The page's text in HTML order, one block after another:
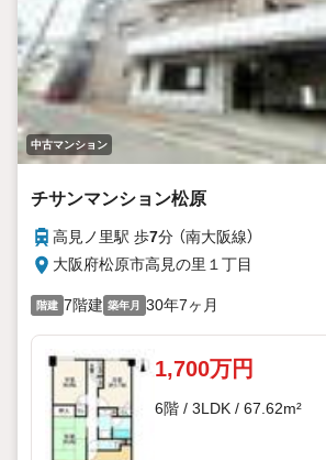
中古マンション
チサンマンション松原
高見ノ里駅 歩7分 （南大阪線）
大阪府松原市高見の里１丁目
階建 7階建 築年月 30年7ヶ月
1,700万円
6階 / 3LDK / 67.62m²